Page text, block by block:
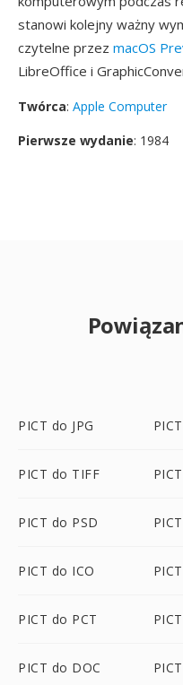
stanowi kolejny ważny
czytelne przez macOS
LibreOffice i
Twórca: Apple Computer
Pierwsze wydanie: 1984
PICT do JPG
PICT do TIFF
PICT do PSD
PICT do ICO
PICT do PCT
PICT do DOC